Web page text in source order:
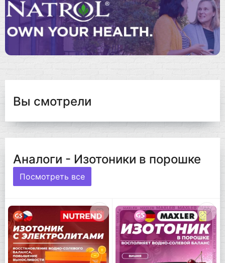
Вы смотрели
Аналоги - Изотоники в порошке
Посмотреть все